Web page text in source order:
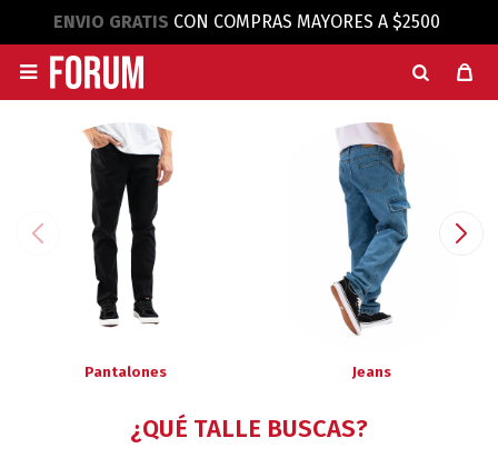
ENVIO GRATIS CON COMPRAS MAYORES A $2500

Pantalones Jeans
¿QUÉ TALLE BUSCAS?